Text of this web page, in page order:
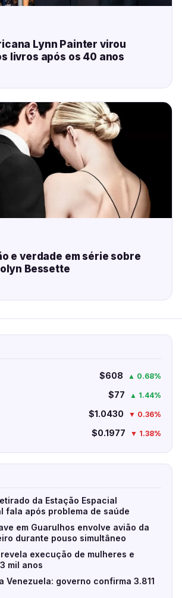
Lynn Painter virou
livros após os 40 anos
e verdade em série sobre
Bessette
$608 ▲ 0.68%
$77 ▲ 1.44%
$1.0430 ▼ 0.36%
$0.1977 ▼ 1.38%
da Estação Espacial
fala após problema de saúde
em Guarulhos envolve avião da
durante pouso simultâneo
execução de mulheres e
mil anos
Venezuela: governo confirma 3.811